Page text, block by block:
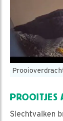
PROOITJES
Slechtvalken